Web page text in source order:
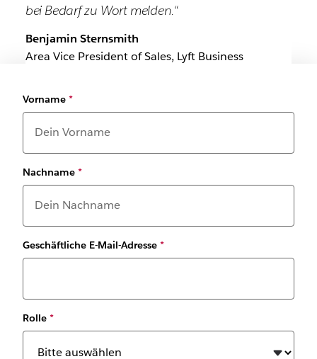
bei Bedarf zu Wort melden.“
Benjamin Sternsmith
Area Vice President of Sales, Lyft Business
Vorname *
Nachname *
Geschäftliche E-Mail-Adresse *
Rolle *